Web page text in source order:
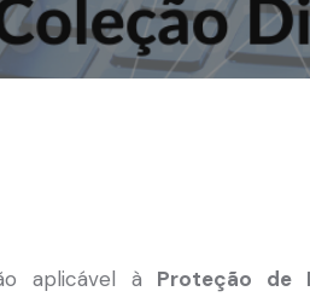
aplicável à Proteção de